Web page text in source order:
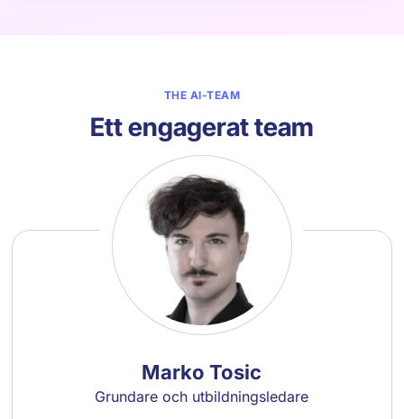
THE AI-TEAM
Ett engagerat team
Marko Tosic
Grundare och utbildningsledare